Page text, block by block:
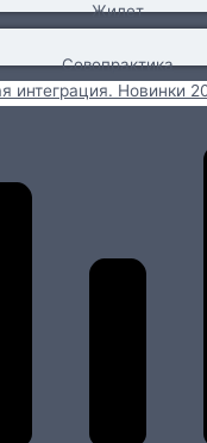
Жилет
Совопрактика